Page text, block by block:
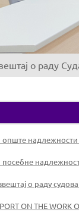
о раду
опште
посебне
о раду
ON THE WORK